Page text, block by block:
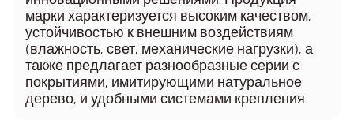
марки характеризуется высоким качеством,
устойчивостью к внешним воздействиям
(влажность, свет, механические нагрузки), а
также предлагает разнообразные серии с
покрытиями, имитирующими натуральное
дерево, и удобными системами крепления.